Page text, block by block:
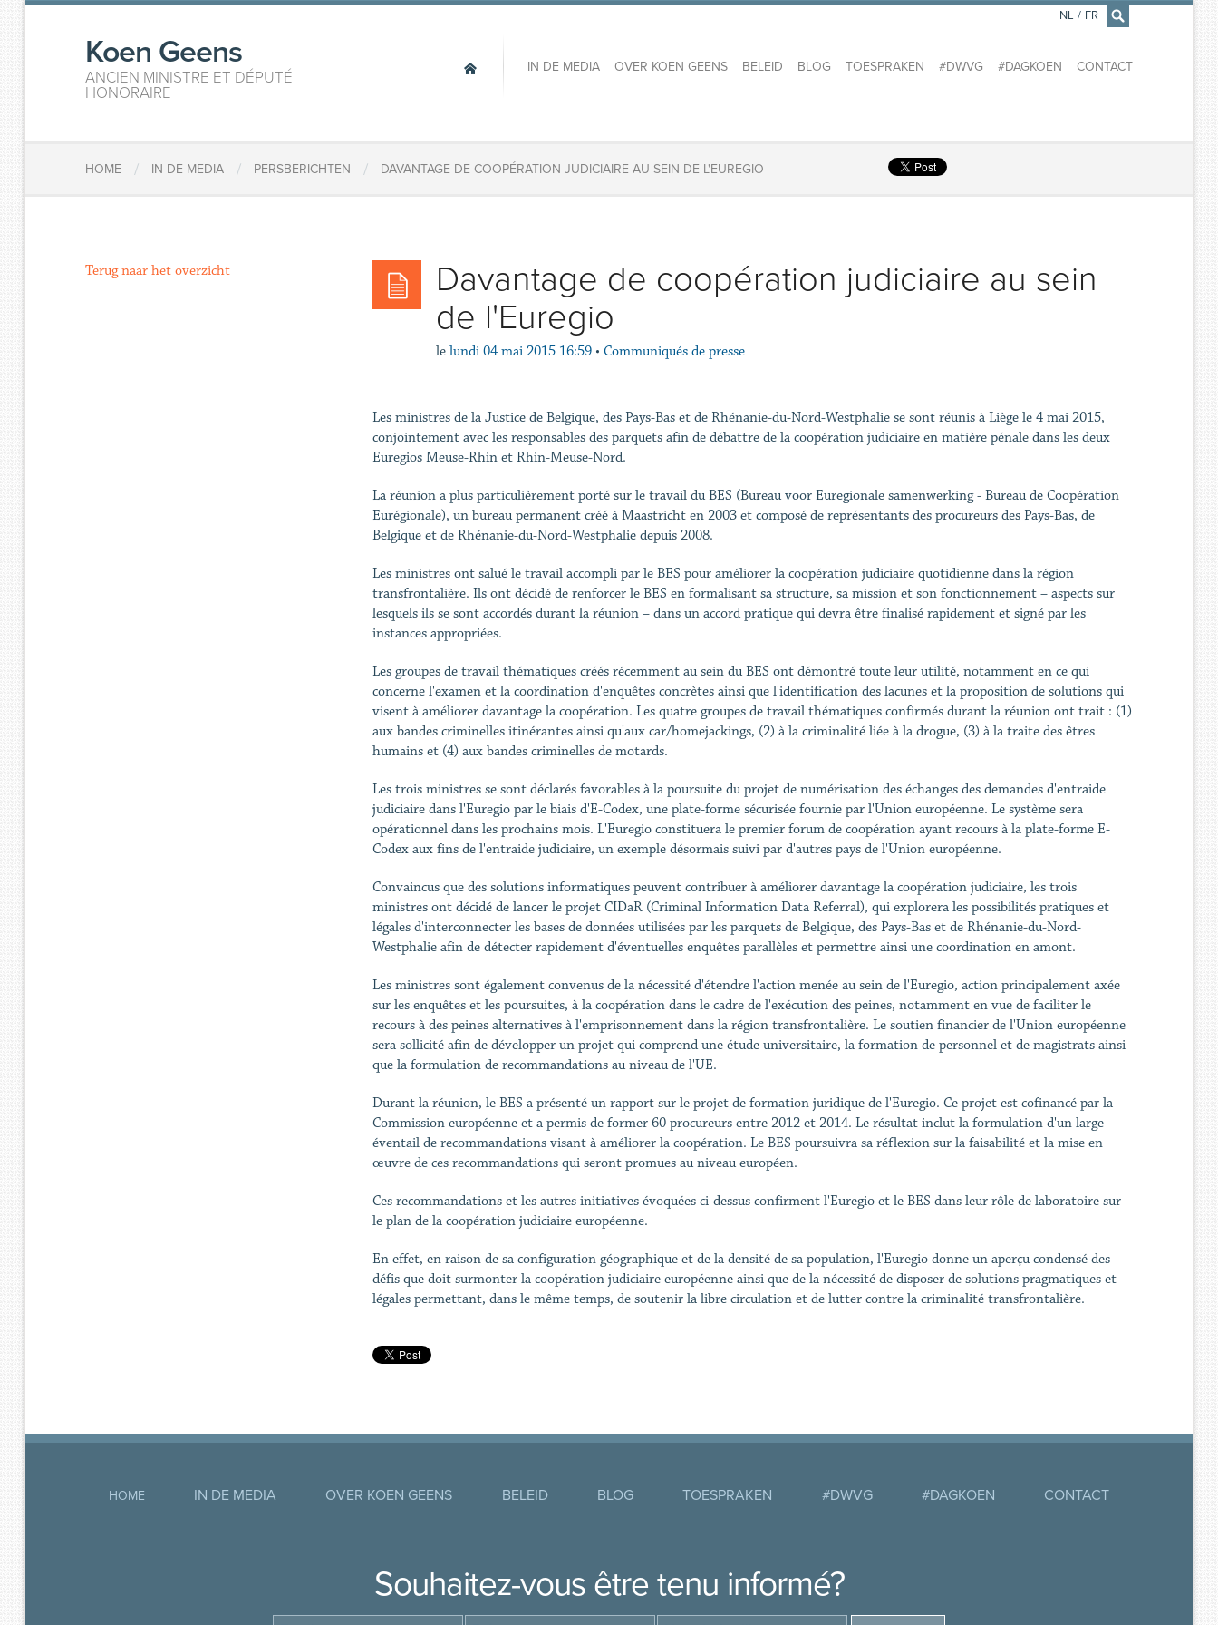
×
Koen Geens
ANCIEN MINISTRE ET DÉPUTÉ
HONORAIRE
IN DE MEDIA OVER KOEN GEENS BELEID BLOG TOESPRAKEN #DWVG #DAGKOEN CONTACT
NL / FR
HOME / IN DE MEDIA / PERSBERICHTEN / DAVANTAGE DE COOPÉRATION JUDICIAIRE AU SEIN DE L'EUREGIO
Davantage de coopération judiciaire au sein
de l'Euregio
le lundi 04 mai 2015 16:59 • Communiqués de presse
Les ministres de la Justice de Belgique, des Pays-Bas et de Rhénanie-du-Nord-Westphalie se sont réunis à Liège le 4 mai 2015,
conjointement avec les responsables des parquets afin de débattre de la coopération judiciaire en matière pénale dans les deux
Euregios Meuse-Rhin et Rhin-Meuse-Nord.
La réunion a plus particulièrement porté sur le travail du BES (Bureau voor Euregionale samenwerking - Bureau de Coopération
Eurégionale), un bureau permanent créé à Maastricht en 2003 et composé de représentants des procureurs des Pays-Bas, de
Belgique et de Rhénanie-du-Nord-Westphalie depuis 2008.
Les ministres ont salué le travail accompli par le BES pour améliorer la coopération judiciaire quotidienne dans la région
transfrontalière. Ils ont décidé de renforcer le BES en formalisant sa structure, sa mission et son fonctionnement – aspects sur
lesquels ils se sont accordés durant la réunion – dans un accord pratique qui devra être finalisé rapidement et signé par les
instances appropriées.
Les groupes de travail thématiques créés récemment au sein du BES ont démontré toute leur utilité, notamment en ce qui
concerne l'examen et la coordination d'enquêtes concrètes ainsi que l'identification des lacunes et la proposition de solutions qui
visent à améliorer davantage la coopération. Les quatre groupes de travail thématiques confirmés durant la réunion ont trait : (1)
aux bandes criminelles itinérantes ainsi qu'aux car/homejackings, (2) à la criminalité liée à la drogue, (3) à la traite des êtres
humains et (4) aux bandes criminelles de motards.
Les trois ministres se sont déclarés favorables à la poursuite du projet de numérisation des échanges des demandes d'entraide
judiciaire dans l'Euregio par le biais d'E-Codex, une plate-forme sécurisée fournie par l'Union européenne. Le système sera
opérationnel dans les prochains mois. L'Euregio constituera le premier forum de coopération ayant recours à la plate-forme E-
Codex aux fins de l'entraide judiciaire, un exemple désormais suivi par d'autres pays de l'Union européenne.
Convaincus que des solutions informatiques peuvent contribuer à améliorer davantage la coopération judiciaire, les trois
ministres ont décidé de lancer le projet CIDaR (Criminal Information Data Referral), qui explorera les possibilités pratiques et
légales d'interconnecter les bases de données utilisées par les parquets de Belgique, des Pays-Bas et de Rhénanie-du-Nord-
Westphalie afin de détecter rapidement d'éventuelles enquêtes parallèles et permettre ainsi une coordination en amont.
Les ministres sont également convenus de la nécessité d'étendre l'action menée au sein de l'Euregio, action principalement axée
sur les enquêtes et les poursuites, à la coopération dans le cadre de l'exécution des peines, notamment en vue de faciliter le
recours à des peines alternatives à l'emprisonnement dans la région transfrontalière. Le soutien financier de l'Union européenne
sera sollicité afin de développer un projet qui comprend une étude universitaire, la formation de personnel et de magistrats ainsi
que la formulation de recommandations au niveau de l'UE.
Durant la réunion, le BES a présenté un rapport sur le projet de formation juridique de l'Euregio. Ce projet est cofinancé par la
Commission européenne et a permis de former 60 procureurs entre 2012 et 2014. Le résultat inclut la formulation d'un large
éventail de recommandations visant à améliorer la coopération. Le BES poursuivra sa réflexion sur la faisabilité et la mise en
œuvre de ces recommandations qui seront promues au niveau européen.
Ces recommandations et les autres initiatives évoquées ci-dessus confirment l'Euregio et le BES dans leur rôle de laboratoire sur
le plan de la coopération judiciaire européenne.
En effet, en raison de sa configuration géographique et de la densité de sa population, l'Euregio donne un aperçu condensé des
défis que doit surmonter la coopération judiciaire européenne ainsi que de la nécessité de disposer de solutions pragmatiques et
légales permettant, dans le même temps, de soutenir la libre circulation et de lutter contre la criminalité transfrontalière.
Terug naar het overzicht
HOME IN DE MEDIA OVER KOEN GEENS BELEID BLOG TOESPRAKEN #DWVG #DAGKOEN CONTACT
Souhaitez-vous être tenu informé?